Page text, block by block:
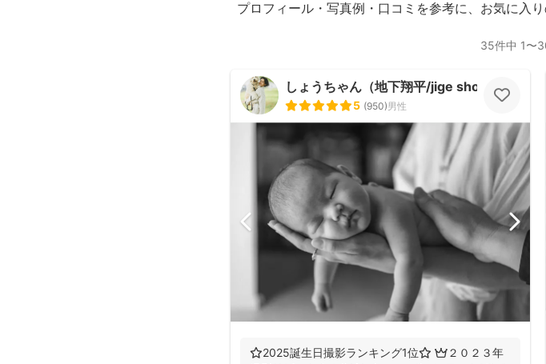
プロフィール・写真例・口コミを参考に、お気に入
35件中 1〜
しょうちゃん（地下翔平/jige shohe）
5 (950)男性
⭐️2025誕生日撮影ランキング1位⭐️ 👑２０２３年